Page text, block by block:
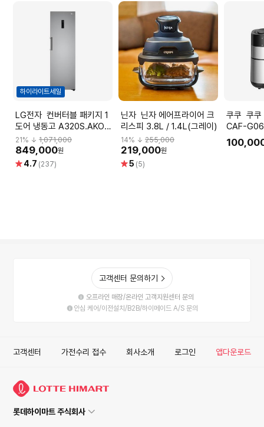
하이라이트세일
LG전자 컨버터블 패키지 1
도어 냉동고 A320S.AKOR
[321L]
21% ↓ 1,071,000
849,000원
별 4.7 (237)
닌자 닌자 에어프라이어 크
리스피 3.8L / 1.4L(그레이)
14% ↓255,000
219,000원
별5 (5)
쿠쿠 쿠쿠 에어프라이어
CAF-
고객센터 문의하기
오프라인 매장/온라인 고객지원센터 문의
안심 케어/이전설치/B2B/하이메이드 A/S 문의
고객센터 가전수리 접수 회사소개 로그인 앱다운로드
롯데하이마트 주식회사